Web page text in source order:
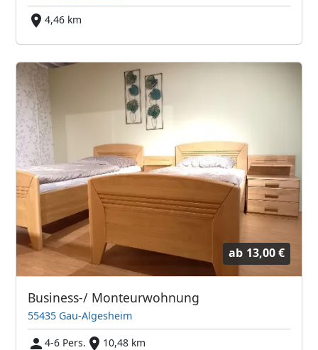
4,46 km
ab 13,00 €
Business-/ Monteurwohnung
55435 Gau-Algesheim
4-6 Pers.
10,48 km